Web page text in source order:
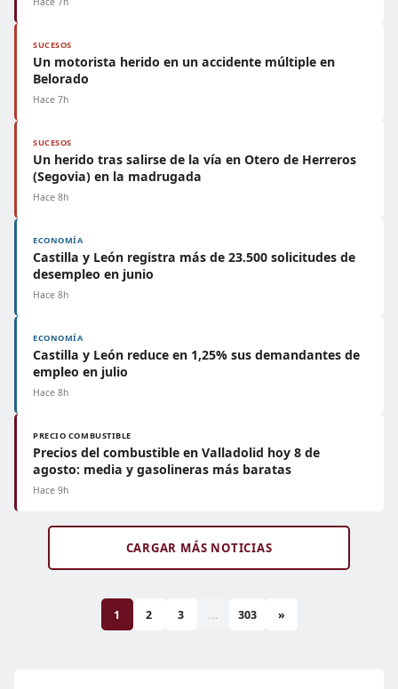
SUCESOS
Un motorista herido en un accidente múltiple en
Belorado
Hace 7h
SUCESOS
Un herido tras salirse de la vía en Otero de Herreros
(Segovia) en la madrugada
Hace 8h
ECONOMÍA
Castilla y León registra más de 23.500 solicitudes de
desempleo en junio
Hace 8h
ECONOMÍA
Castilla y León reduce en 1,25% sus demandantes de
empleo en julio
Hace 8h
PRECIO COMBUSTIBLE
Precios del combustible en Valladolid hoy 8 de
agosto: media y gasolineras más baratas
Hace 9h
CARGAR MÁS NOTICIAS
1 2 3 ... 303 »